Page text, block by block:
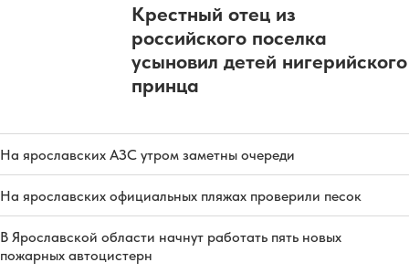
Крестный отец из
российского поселка
усыновил детей нигерийского
принца
На ярославских АЗС утром заметны очереди
На ярославских официальных пляжах проверили песок
В Ярославской области начнут работать пять новых
пожарных автоцистерн